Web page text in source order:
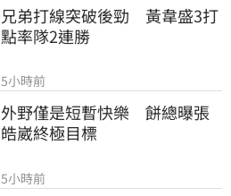
兄弟打線突破後勁　黃韋盛3打
點率隊2連勝
5小時前
外野僅是短暫快樂　餅總曝張
皓崴終極目標
5小時前